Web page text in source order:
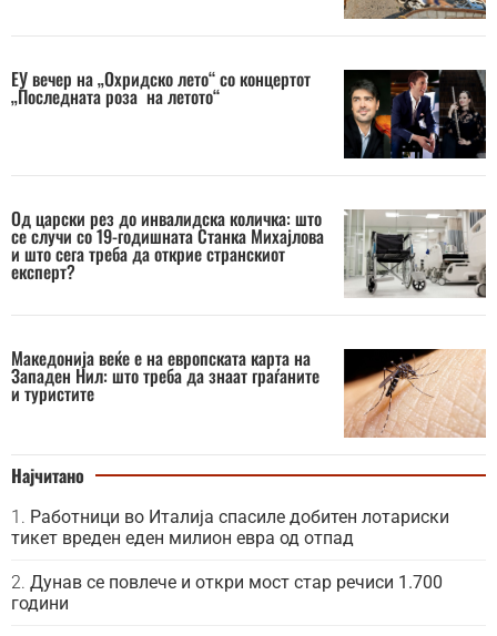
ЕУ вечер на „Охридско лето“ со концертот
„Последната роза на летото“
Од царски рез до инвалидска количка: што
се случи со 19-годишната Станка Михајлова
и што сега треба да открие странскиот
експерт?
Македонија веќе е на европската карта на
Западен Нил: што треба да знаат граѓаните
и туристите
Најчитано
Работници во Италија спасиле добитен лотариски
тикет вреден еден милион евра од отпад
Дунав се повлече и откри мост стар речиси 1.700
години